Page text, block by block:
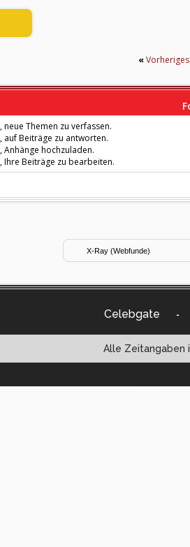
«
, neue Themen zu verfassen.
, auf Beiträge zu antworten.
, Anhänge hochzuladen.
, Ihre Beiträge zu bearbeiten.
Celebgate -
Alle Zeitangaben